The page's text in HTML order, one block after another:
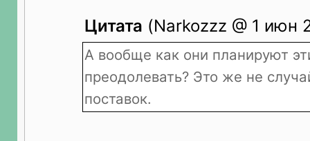
Цитата (Narkozzz @ 1 июн
А вообще как они планируют
преодолевать? Это же не
поставок.